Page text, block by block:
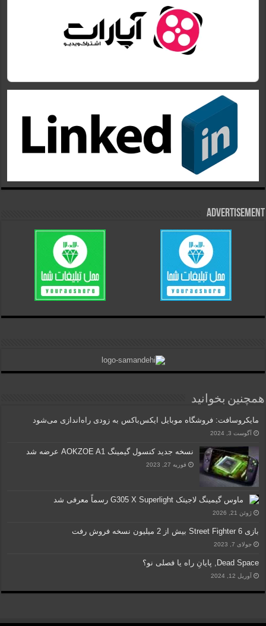
Advertisement
همچنین بخوانید
مایکروسافت: فروشگاه موبایل ایکس‌باکس به زودی راه‌اندازی می‌شود
آگوست 3, 2024
نسخه جدید کنسول گیمینگ AOKZOE A1 عرضه شد
فوریه 27, 2023
ماوس گیمینگ لاجیتک G305 X Superlight رسماً معرفی شد
ژوئن 21, 2026
بازی Street Fighter 6 بیش از 2 میلیون نسخه فروش رفت
جولای 7, 2023
Dead Space, پایانِ راه یا فصلی نو؟
آوریل 12, 2024